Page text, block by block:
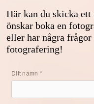
Här kan du skicka
önskar boka en
eller har några
fotografering!
Ditt namn *